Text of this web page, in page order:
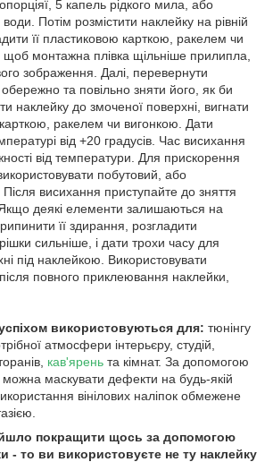
5 капель рідкого мила, або
Потім розмістити наклейку на рівній
її пластиковою карткою, ракелем чи
щоб монтажна плівка щільніше прилипла,
зображення. Далі, перевернути
та повільно зняти його, як би
наклейку до змоченої поверхні, вигнати
ракелем чи вигонкою. Дати
від +20 градусів. Час висихання
від температури. Для прискорення
побутовий, або
висихання приступайте до зняття
деякі елементи залишаються на
її здирання, розгладити
сильніше, і дати трохи часу для
під наклейкою. Використовувати
повного приклеювання наклейки,
використовуються для: тюнінгу
атмосфери інтерьєру, студій,
кав'ярень та кімнат. За допомогою
можна маскувати дефекти на будь-якій
вінілових наліпок обмежене
покращити щось за допомогою
- то ви використовуєте не ту наклейку